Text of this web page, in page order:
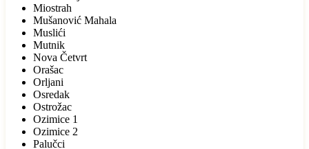
Miostrah
Mušanović Mahala
Muslići
Mutnik
Nova Četvrt
Orašac
Orljani
Osredak
Ostrožac
Ozimice 1
Ozimice 2
Palučci